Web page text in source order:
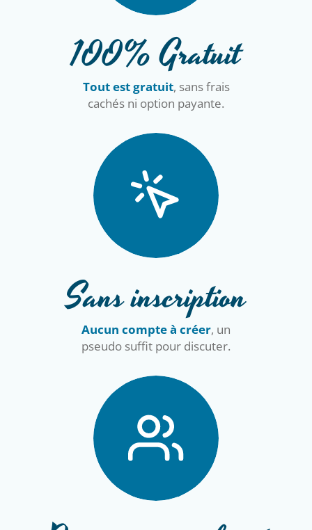
100% Gratuit
Tout est gratuit, sans frais
cachés ni option payante.
Sans inscription
Aucun compte à créer, un
pseudo suffit pour discuter.